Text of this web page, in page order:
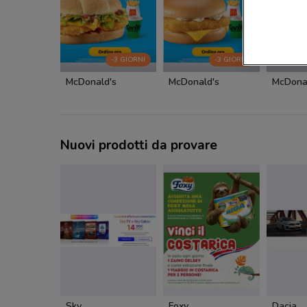
-3 GIORNI
McDonald's
-3 GIORNI
McDonald's
Nuovi prodotti da provare